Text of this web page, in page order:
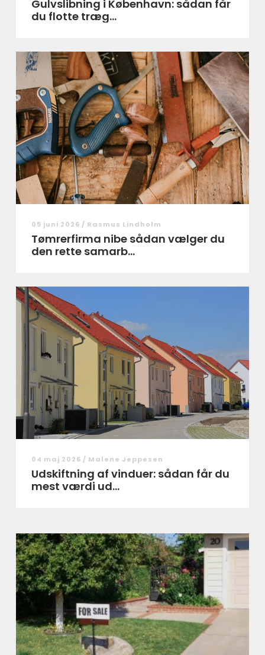
Gulvslibning i København: sådan får
du flotte træg...
05 juni 2026 / Rasmus Lindholm
Tømrerfirma nibe sådan vælger du
den rette samarb...
04 maj 2026 / Malene Jeppesen
Udskiftning af vinduer: sådan får du
mest værdi ud...